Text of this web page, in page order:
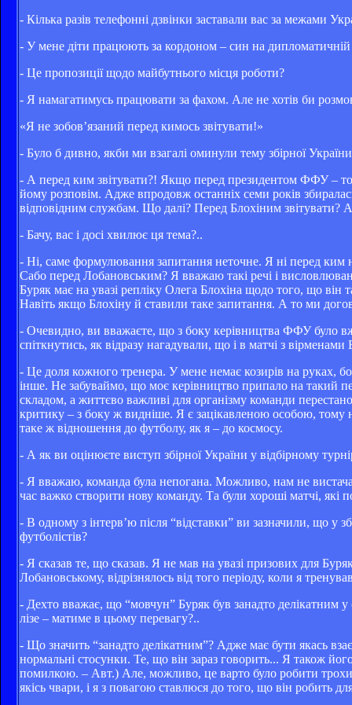
- Кілька разів телефонні дзвінки заставали вас за межами
- У мене діти працюють за кордоном – син на
- Це пропозиції щодо майбутнього місця роботи?
- Я намагатимусь працювати за фахом. Але не хотів би
«Я не зобов’язаний перед кимось звітувати!»
- Було б дивно, якби ми взагалі оминули тему збірної
- А перед ким звітувати?! Якщо перед президентом ФФУ – то
йому розповім. Адже впродовж останніх семи років
відповідним службам. Що далі? Перед Блохіним звітувати?
- Бачу, вас і досі хвилює ця тема?..
- Ні, саме формулювання запитання неточне. Я ні перед ким
Сабо перед Лобановським? Я вважаю такі речі і
Буряк має на увазі репліку Олега Блохіна щодо того, що він
Навіть якщо Блохіну й ставили таке запитання. А то ми
- Очевидно, ви вважаєте, що з боку керівництва ФФУ було
спіткнутись, як відразу нагадували, що і в матчі з
- Це доля кожного тренера. У мене немає козирів на руках,
інше. Не забуваймо, що моє керівництво припало на такий
складом, а життєво важливі для організму команди
критику – з боку ж видніше. Я є зацікавленою особою, тому
таке ж відношення до футболу, як я – до космосу.
- А як ви оцінюєте виступ збірної України у відбірному
- Я вважаю, команда була непогана. Можливо, нам не
час важко створити нову команду. Та були хороші матчі, які
- В одному з інтерв’ю після “відставки” ви зазначили, що у
футболістів?
- Я сказав те, що сказав. Я не мав на увазі призових для
Лобановському, відрізнялось від того періоду, коли я
- Дехто вважає, що “мовчун” Буряк був занадто
лізе – матиме в цьому перевагу?..
- Що значить “занадто делікатним”? Адже має бути якась
нормальні стосунки. Те, що він зараз говорить... Я також
помилкою. – Авт.) Але, можливо, це варто було робити
якісь чвари, і я з повагою ставлюся до того, що він робить